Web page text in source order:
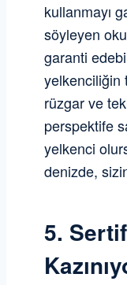
kullanmayı
söyleyen
garanti
yelkenciliğin
rüzgar ve
perspektife
yelkenci
denizde,
5.